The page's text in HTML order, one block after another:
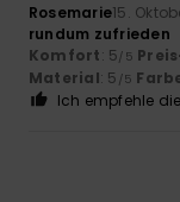
Rosemarie15.
rundum zufrieden
Komfort: 5/5
Material: 5 /5
Ich empfehle